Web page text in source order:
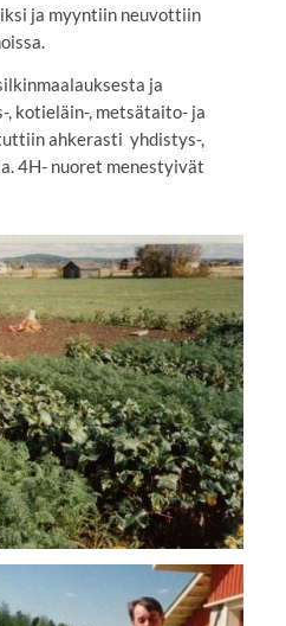
ja myyntiin neuvottiin
ja
kotieläin-, metsätaito- ja
ahkerasti yhdistys-,
4H- nuoret menestyivät